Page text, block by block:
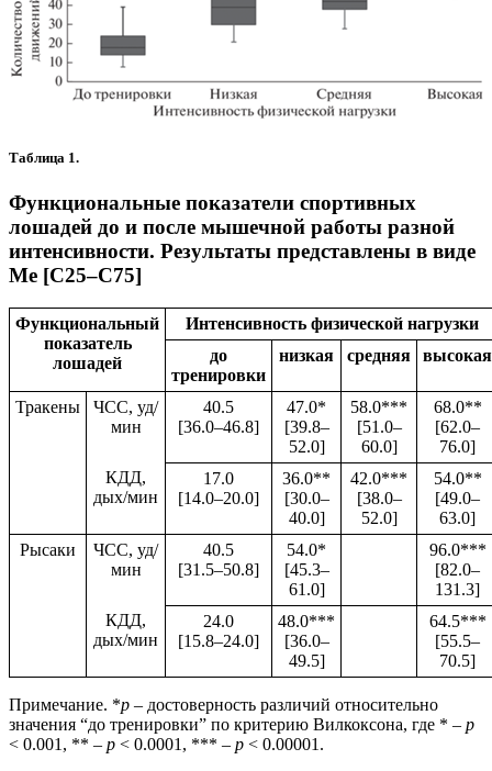
Таблица 1.
Функциональные показатели спортивных
лошадей до и после мышечной работы разной
интенсивности. Результаты представлены в виде
Me [С25–С75]
Функциональный
показатель
лошадей
Интенсивность физической нагрузки
до
тренировки
низкая средняя высокая
Тракены
ЧСС, уд/
мин
40.5
[36.0–46.8]
47.0*
[39.8–
52.0]
58.0***
[51.0–
60.0]
68.0**
[62.0–
76.0]
КДД,
дых/мин
17.0
[14.0–20.0]
36.0**
[30.0–
40.0]
42.0***
[38.0–
52.0]
54.0**
[49.0–
63.0]
Рысаки
ЧСС, уд/
мин
40.5
[31.5–50.8]
54.0*
[45.3–
61.0]
96.0***
[82.0–
131.3]
КДД,
дых/мин
24.0
[15.8–24.0]
48.0***
[36.0–
49.5]
64.5***
[55.5–
70.5]
Примечание. *р – достоверность различий относительно
значения “до тренировки” по критерию Вилкоксона, где * – p
< 0.001, ** – p < 0.0001, *** – p < 0.00001.